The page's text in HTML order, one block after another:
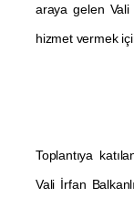
araya gelen Vali
hizmet vermek
Toplantıya
Vali İrfan